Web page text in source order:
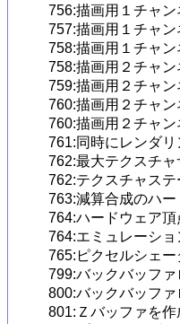
756:描画用１チャ
757:描画用１チャ
758:描画用１チャ
758:描画用２チャ
759:描画用２チャ
760:描画用２チャ
760:描画用２チャ
761:同時にレンダ
762:最大テクスチ
762:テクスチャス
763:減算合成のハ
764:ハードウェア
764:エミュレーシ
765:ピクセルシェ
799:バックバッフ
800:バックバッフ
801:Ｚバッファを作